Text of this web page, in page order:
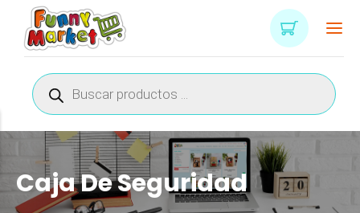
Búsqueda
de
productos
Caja De Seguridad